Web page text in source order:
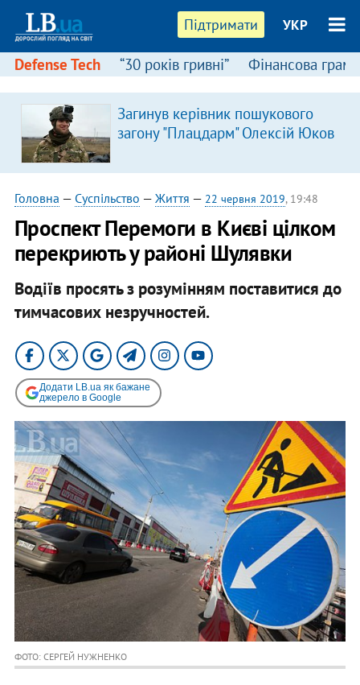
Підтримати УКР
Defense Tech “30 років гривні” Фінансова
Загинув керівник пошукового
загону "Плацдарм" Олексій Юков
Головна — Суспільство — Життя — 22 червня 2019, 19:48
Проспект Перемоги в Києві цілком
перекриють у районі Шулявки
Водіїв просять з розумінням поставитися до
тимчасових незручностей.
Додати LB.ua як бажане
джерело в Google
ФОТО: СЕРГЕЙ НУЖНЕНКО